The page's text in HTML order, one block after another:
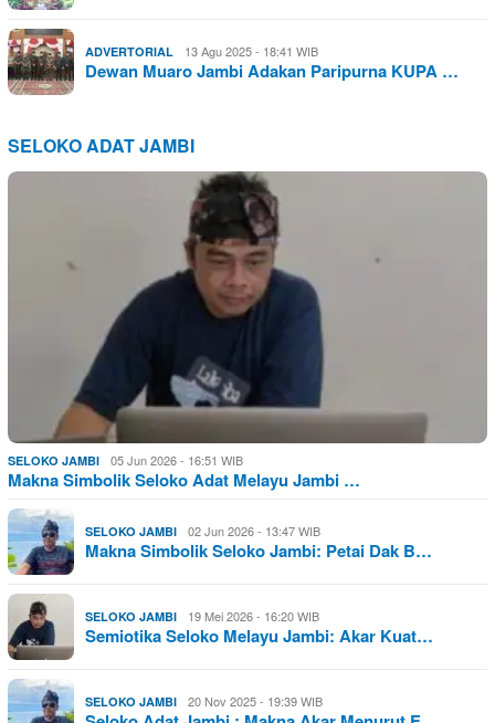
ADVERTORIAL 13 Agu 2025 - 18:41 WIB
Dewan Muaro Jambi Adakan Paripurna KUPA …
SELOKO ADAT JAMBI
SELOKO JAMBI 05 Jun 2026 - 16:51 WIB
Makna Simbolik Seloko Adat Melayu Jambi …
SELOKO JAMBI 02 Jun 2026 - 13:47 WIB
Makna Simbolik Seloko Jambi: Petai Dak B…
SELOKO JAMBI 19 Mei 2026 - 16:20 WIB
Semiotika Seloko Melayu Jambi: Akar Kuat…
SELOKO JAMBI 20 Nov 2025 - 19:39 WIB